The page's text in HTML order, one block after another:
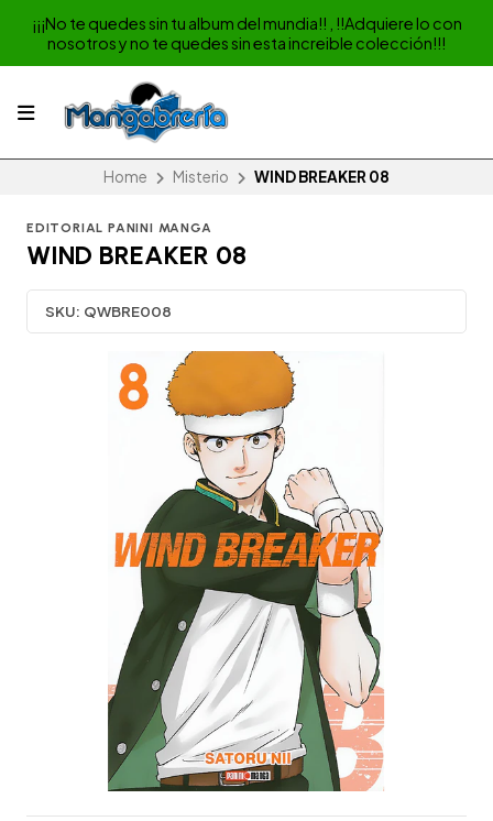
¡¡¡No te quedes sin tu album del mundia!! , !!Adquiere lo con
nosotros y no te quedes sin esta increible colección!!!
Home Misterio WIND BREAKER 08
EDITORIAL PANINI MANGA
WIND BREAKER 08
SKU: QWBRE008